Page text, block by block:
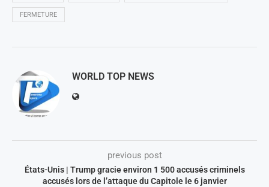
FERMETURE
WORLD TOP NEWS
previous post
États-Unis | Trump gracie environ 1 500 accusés criminels
accusés lors de l’attaque du Capitole le 6 janvier